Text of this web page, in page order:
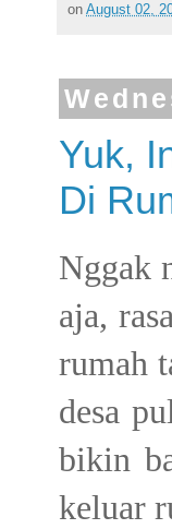
on August 02,
Yuk,
Di
Nggak
aja,
rumah
desa
bikin
keluar